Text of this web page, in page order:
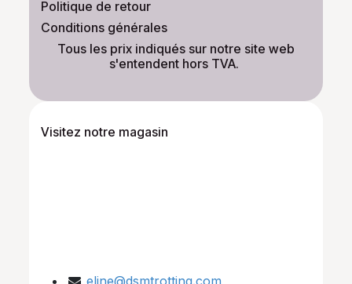
Politique de retour
Conditions générales
​Tous les prix indiqués sur notre site web
s'entendent hors TVA.
Visitez notre magasin
eline@dsmtrotting.com